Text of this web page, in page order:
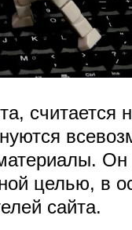
считается
целью, в
сайта.